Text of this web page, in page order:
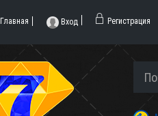
Главная Вход Регистрация